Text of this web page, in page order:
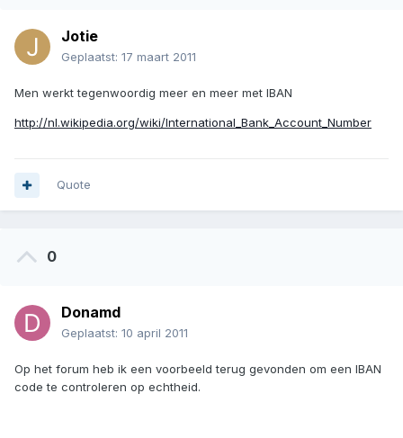
Jotie
Geplaatst: 17 maart 2011
Men werkt tegenwoordig meer en meer met IBAN
http://nl.wikipedia.org/wiki/International_Bank_Account_Number
Quote
0
Donamd
Geplaatst: 10 april 2011
Op het forum heb ik een voorbeeld terug gevonden om een IBAN
code te controleren op echtheid.